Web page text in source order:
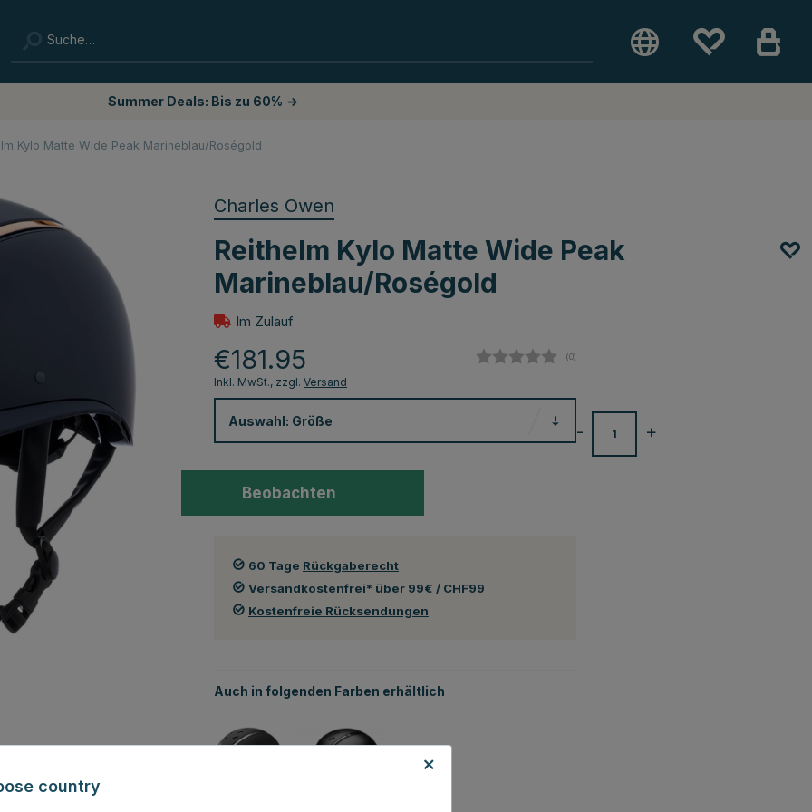
Summer Deals: Bis zu 60% →
Kylo Matte Wide Peak Marineblau/Roségold
Charles Owen
Reithelm Kylo Matte Wide Peak
Marineblau/Roségold
Im Zulauf
€181.95 (abgegebene bewertungen:
0)
Inkl. MwSt., zzgl. Versand
Auswahl: Größe +
-
Beobachten
60 Tage Rückgaberecht
Versandkostenfrei* über 99€ / CHF99
Kostenfreie Rücksendungen
Auch in folgenden Farben erhältlich
country